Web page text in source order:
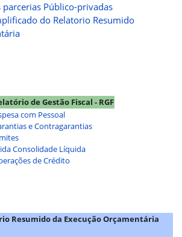
Público-privadas
do Relatorio Resumido
de Gestão Fiscal - RGF
com Pessoal
e Contragarantias
Consolidade Líquida
de Crédito
Resumido da Execução Orçamentária